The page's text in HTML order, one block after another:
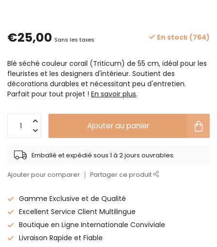
€25,00 Sans les taxes En stock (764)
Blé séché couleur corail (Triticum) de 55 cm, idéal pour les
fleuristes et les designers d'intérieur. Soutient des
décorations durables et nécessitant peu d'entretien.
Parfait pour tout projet ! En savoir plus.
Ajouter au panier
Emballé et expédié sous 1 à 2 jours ouvrables.
Ajouter pour comparer Partager ce produit
Gamme Exclusive et de Qualité
Excellent Service Client Multilingue
Boutique en Ligne Internationale Conviviale
Livraison Rapide et Fiable